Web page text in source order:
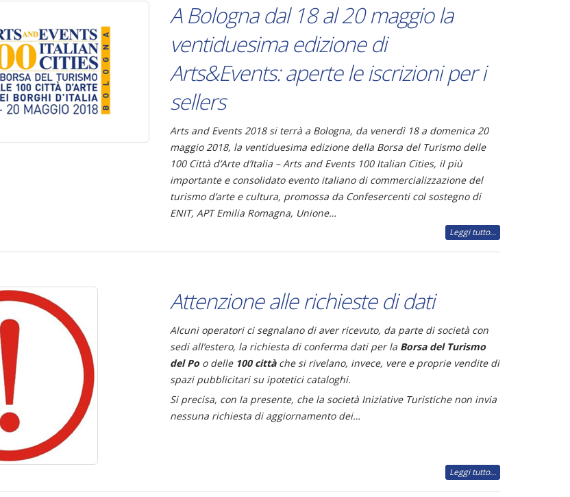
A Bologna dal 18 al 20 maggio la
ventiduesima edizione di
Arts&Events: aperte le iscrizioni per i
sellers
Arts and Events 2018 si terrà a Bologna, da venerdì 18 a domenica 20
maggio 2018, la ventiduesima edizione della Borsa del Turismo delle
100 Città d’Arte d’Italia – Arts and Events 100 Italian Cities, il più
importante e consolidato evento italiano di commercializzazione del
turismo d’arte e cultura, promossa da Confesercenti col sostegno di
ENIT, APT Emilia Romagna, Unione…
Leggi tutto...
Attenzione alle richieste di dati
Alcuni operatori ci segnalano di aver ricevuto, da parte di società con
sedi all’estero, la richiesta di conferma dati per la Borsa del Turismo
del Poo delle 100 cittàche si rivelano, invece, vere e proprie vendite di
spazi pubblicitari su ipotetici cataloghi.
Si precisa, con la presente, che la società Iniziative Turistiche non invia
nessuna richiesta di aggiornamento dei…
Leggi tutto...